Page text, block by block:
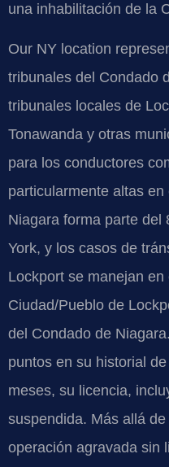
una inhabilitación de la
Our NY location
tribunales del Condado
tribunales locales de
Tonawanda y otras
para los conductores
particularmente altas
Niagara forma parte del
York, y los casos de
Lockport se manejan
Ciudad/Pueblo de
del Condado de
puntos en su historial
meses, su licencia,
suspendida. Más allá
operación agravada sin